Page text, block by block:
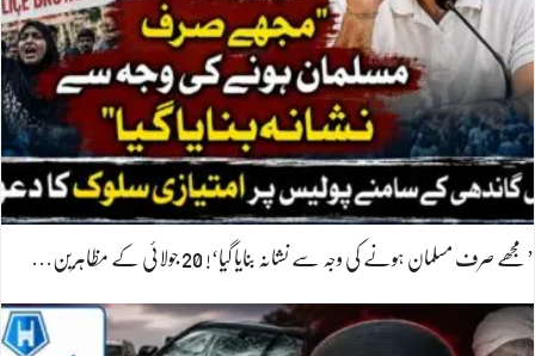
’مجھے صرف مسلمان ہونے کی وجہ سے نشانہ بنایا گیا‘! 20 جولائی کے مظاہرین…